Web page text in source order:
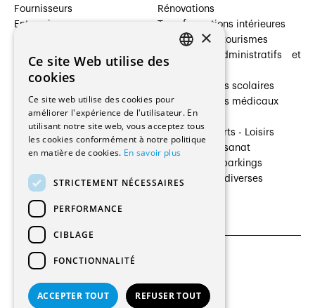
Fournisseurs
Entreprises
Architectes paysagistes
Architectes d'intérieur
Entreprises générales
Ingénieurs et mandataires
Fabricants / Fournisseurs
Régies immobilières
Gestion PPE
Rénovations
Transformations intérieures
Hôtelleries et tourismes
Bâtiments administratifs et
Établissements scolaires
Établissements médicaux
Villas
Cultures - Sports - Loisirs
Industrie - Artisanat
Transports et parkings
Constructions diverses
CGU et Politique de confidentialités
×
Ce site Web utilise des
cookies
Ce site web utilise des cookies pour
améliorer l'expérience de l'utilisateur. En
utilisant notre site web, vous acceptez tous
les cookies conformément à notre politique
en matière de cookies. En savoir plus
STRICTEMENT NÉCESSAIRES
PERFORMANCE
CIBLAGE
FONCTIONNALITÉ
ACCEPTER TOUT REFUSER TOUT